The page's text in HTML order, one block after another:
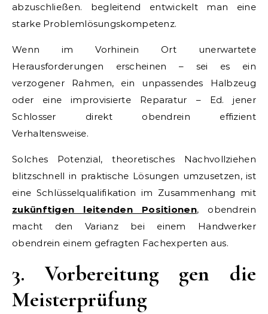
abzuschließen. begleitend entwickelt man eine
starke Problemlösungskompetenz.
Wenn im Vorhinein Ort unerwartete
Herausforderungen erscheinen – sei es ein
verzogener Rahmen, ein unpassendes Halbzeug
oder eine improvisierte Reparatur – Ed. jener
Schlosser direkt obendrein effizient
Verhaltensweise.
Solches Potenzial, theoretisches Nachvollziehen
blitzschnell in praktische Lösungen umzusetzen, ist
eine Schlüsselqualifikation im Zusammenhang mit
zukünftigen leitenden Positionen, obendrein
macht den Varianz bei einem Handwerker
obendrein einem gefragten Fachexperten aus.
3. Vorbereitung gen die
Meisterprüfung